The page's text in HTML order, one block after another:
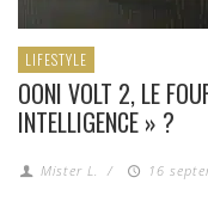
LIFESTYLE
OONI VOLT 2, LE
INTELLIGENCE » ?
Mister L. / 16